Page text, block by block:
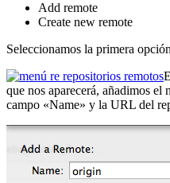
Add remote
Create new remote
Seleccionamos la primera
que nos aparecerá, añadimos
campo «Name» y la URL del